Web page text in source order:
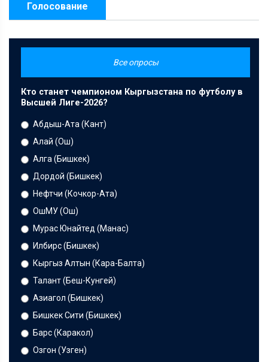
Голосование
Все опросы
Кто станет чемпионом Кыргызстана по футболу в
Высшей Лиге-2026?
Абдыш-Ата (Кант)
Алай (Ош)
Алга (Бишкек)
Дордой (Бишкек)
Нефтчи (Кочкор-Ата)
ОшМУ (Ош)
Мурас Юнайтед (Манас)
Илбирс (Бишкек)
Кыргыз Алтын (Кара-Балта)
Талант (Беш-Кунгей)
Азиагол (Бишкек)
Бишкек Сити (Бишкек)
Барс (Каракол)
Озгон (Узген)